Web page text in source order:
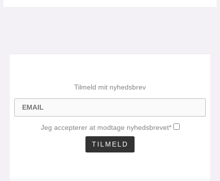
Tilmeld mit nyhedsbrev
Jeg accepterer at modtage nyhedsbrevet*